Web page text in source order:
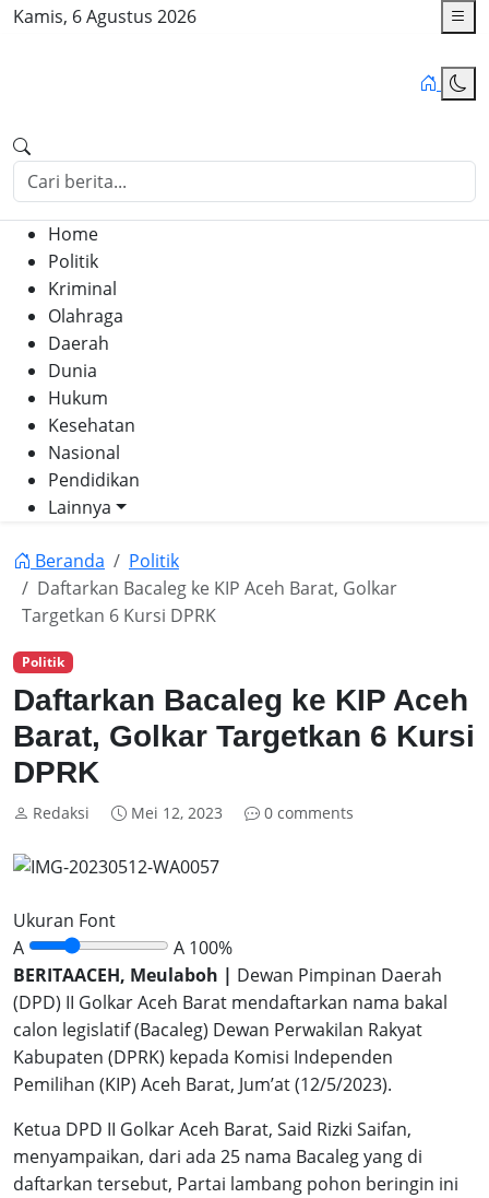
Kamis, 6 Agustus 2026
Home
Politik
Kriminal
Olahraga
Daerah
Dunia
Hukum
Kesehatan
Nasional
Pendidikan
Lainnya
Beranda
Politik
Daftarkan Bacaleg ke KIP Aceh Barat, Golkar
Targetkan 6 Kursi DPRK
Politik
Daftarkan Bacaleg ke KIP Aceh
Barat, Golkar Targetkan 6 Kursi
DPRK
Redaksi Mei 12, 2023 0 comments
Ukuran Font
A
A 100%
BERITAACEH, Meulaboh | Dewan Pimpinan Daerah
(DPD) II Golkar Aceh Barat mendaftarkan nama bakal
calon legislatif (Bacaleg) Dewan Perwakilan Rakyat
Kabupaten (DPRK) kepada Komisi Independen
Pemilihan (KIP) Aceh Barat, Jum’at (12/5/2023).
Ketua DPD II Golkar Aceh Barat, Said Rizki Saifan,
menyampaikan, dari ada 25 nama Bacaleg yang di
daftarkan tersebut, Partai lambang pohon beringin ini